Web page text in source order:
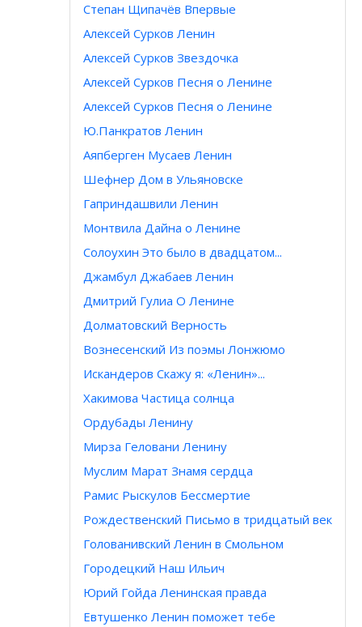
Степан Щипачёв Впервые
Алексей Сурков Ленин
Алексей Сурков Звездочка
Алексей Сурков Песня о Ленине
Алексей Сурков Песня о Ленине
Ю.Панкратов Ленин
Аяпберген Мусаев Ленин
Шефнер Дом в Ульяновске
Гаприндашвили Ленин
Монтвила Дайна о Ленине
Солоухин Это было в двадцатом...
Джамбул Джабаев Ленин
Дмитрий Гулиа О Ленине
Долматовский Верность
Вознесенский Из поэмы Лонжюмо
Искандеров Скажу я: «Ленин»...
Хакимова Частица солнца
Ордубады Ленину
Мирза Геловани Ленину
Муслим Марат Знамя сердца
Рамис Рыскулов Бессмертие
Рождественский Письмо в тридцатый век
Голованивский Ленин в Смольном
Городецкий Наш Ильич
Юрий Гойда Ленинская правда
Евтушенко Ленин поможет тебе